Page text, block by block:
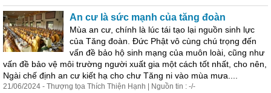
An cư là sức mạnh của tăng đoàn
Mùa an cư, chính là lúc tái tạo lại nguồn sinh lực
của Tăng đoàn. Đức Phật vô cùng chú trọng đến
vấn đề bảo hộ sinh mạng của muôn loài, cũng như
vấn đề bảo vệ môi trường người xuất gia một cách tốt nhất, cho nên,
Ngài chế định an cư kiết hạ cho chư Tăng ni vào mùa mưa....
21/06/2024 - Thượng tọa Thích Thiện Hạnh | Nguồn tin : -/-